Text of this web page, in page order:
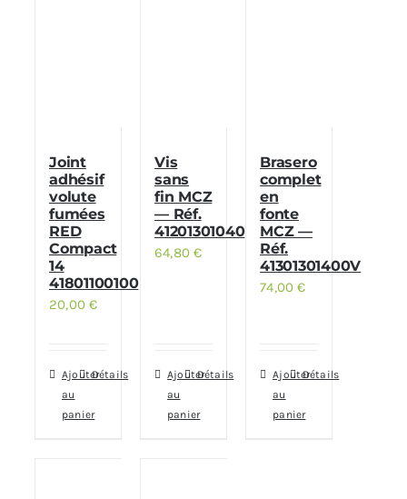
Joint
adhésif
volute
fumées
RED
Compact
14
41801100100
20,00€
Ajouter
au
panier
Détails
Vis
sans
fin MCZ
— Réf.
41201301040
64,80€
Ajouter
au
panier
Détails
Brasero
complet
en
fonte
MCZ —
Réf.
41301301400V
74,00€
Ajouter
au
panier
Détails